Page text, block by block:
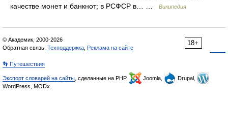
качестве монет и банкнот; в РСФСР в… …
Википедия
18+
© Академик, 2000-2026
Обратная связь: Техподдержка Реклама на сайте
👣 Путешествия
Экспорт словарей на сайты , сделанные на PHP, Joomla,
Drupal,
WordPress, MODx.